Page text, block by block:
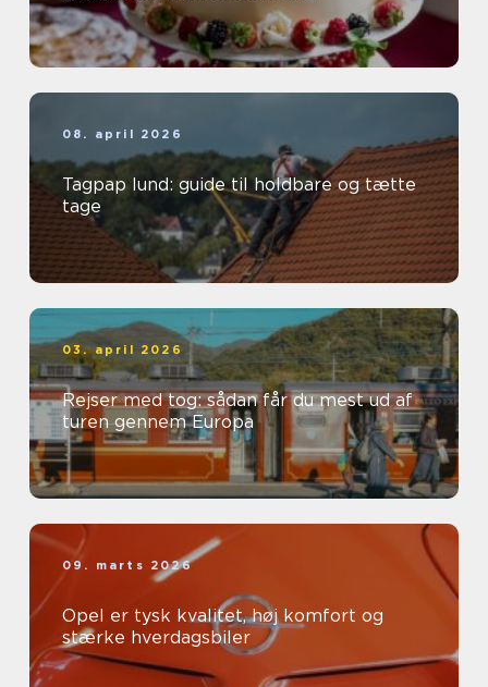
08. april 2026
Tagpap lund: guide til holdbare og tætte
tage
03. april 2026
Rejser med tog: sådan får du mest ud af
turen gennem Europa
09. marts 2026
Opel er tysk kvalitet, høj komfort og
stærke hverdagsbiler